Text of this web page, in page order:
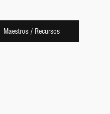
Maestros / Recursos